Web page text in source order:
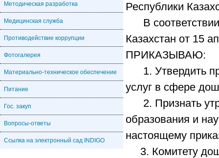
Методическая разработка
Медицинская служба
Противодействие коррупции
Фотогалерея
Материально-техническое обеспечение
Питание
Гос. закуп
Вопросы-ответы
Ссылка на электронный сад INDIGO
Республики
В соответствии
Казахстан от 15
ПРИКАЗЫВАЮ:
1. Утвердить
услуг в сфере
2. Признать
образования и
настоящему
3. Комитету